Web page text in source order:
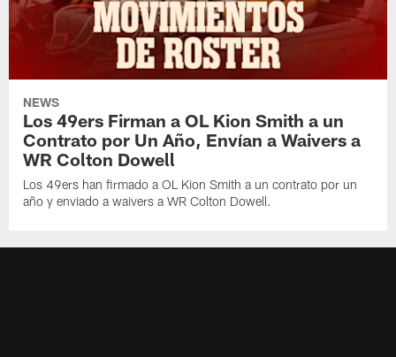
NEWS
Los 49ers Firman a OL Kion Smith a un
Contrato por Un Año, Envían a Waivers a
WR Colton Dowell
Los 49ers han firmado a OL Kion Smith a un contrato por un
año y enviado a waivers a WR Colton Dowell.